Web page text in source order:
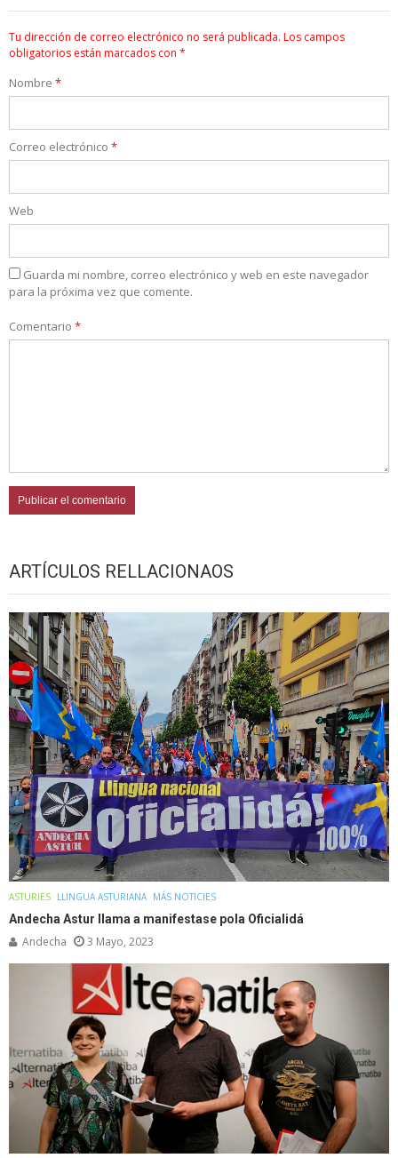
Tu dirección de correo electrónico no será publicada. Los campos
obligatorios están marcados con *
Nombre *
Correo electrónico *
Web
Guarda mi nombre, correo electrónico y web en este navegador
para la próxima vez que comente.
Comentario *
ARTÍCULOS RELLACIONAOS
ASTURIES LLINGUA ASTURIANA MÁS NOTICIES
Andecha Astur llama a manifestase pola Oficialidá
Andecha 3 Mayo, 2023